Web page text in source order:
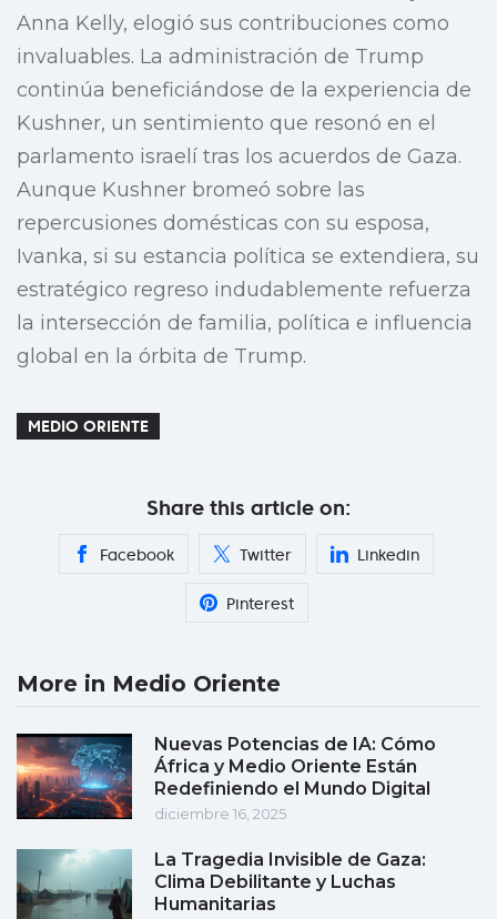
Anna Kelly, elogió sus contribuciones como
invaluables. La administración de Trump
continúa beneficiándose de la experiencia de
Kushner, un sentimiento que resonó en el
parlamento israelí tras los acuerdos de Gaza.
Aunque Kushner bromeó sobre las
repercusiones domésticas con su esposa,
Ivanka, si su estancia política se extendiera, su
estratégico regreso indudablemente refuerza
la intersección de familia, política e influencia
global en la órbita de Trump.
MEDIO ORIENTE
Share this article on:
Facebook Twitter Linkedin
Pinterest
More in Medio Oriente
Nuevas Potencias de IA: Cómo
África y Medio Oriente Están
Redefiniendo el Mundo Digital
diciembre 16, 2025
La Tragedia Invisible de Gaza:
Clima Debilitante y Luchas
Humanitarias